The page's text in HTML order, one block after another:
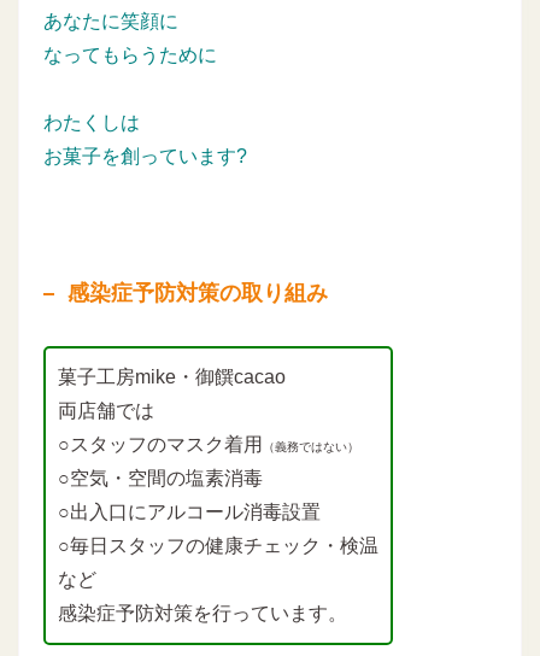
あなたに笑顔に
なってもらうために
わたくしは
お菓子を創っています?
感染症予防対策の取り組み
菓子工房mike・御饌cacao
両店舗では
○スタッフのマスク着用
（義務ではない）
○空気・空間の塩素消毒
○出入口にアルコール消毒設置
○毎日スタッフの健康チェック・検温
など
感染症予防対策を行っています。